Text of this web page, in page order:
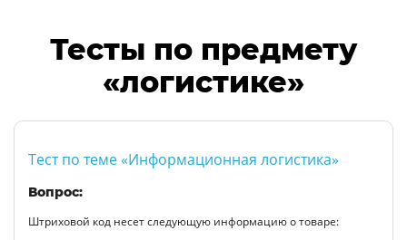
Тесты по предмету
«логистике»
Тест по теме «Информационная логистика»
Вопрос:
Штриховой код несет следующую информацию о товаре: